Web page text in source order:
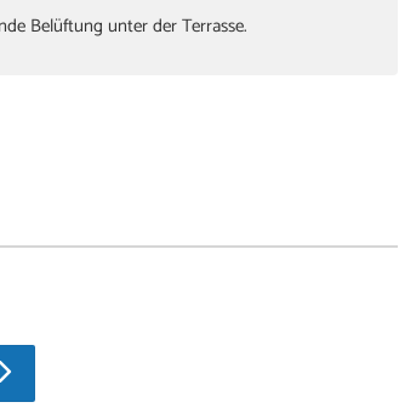
Belüftung unter der Terrasse.